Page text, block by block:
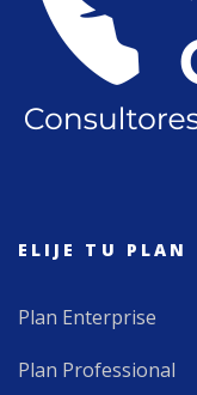
ELIJE TU PLAN
Plan Enterprise
Plan Professional